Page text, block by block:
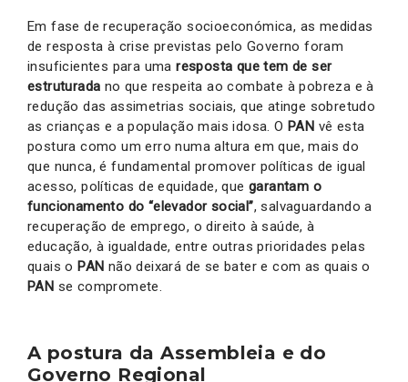
Em fase de recuperação socioeconómica, as medidas
de resposta à crise previstas pelo Governo foram
insuficientes para umaresposta que tem de ser
estruturada no que respeita ao combate à pobreza e à
redução das assimetrias sociais, que atinge sobretudo
as crianças e a população mais idosa. O PAN vê esta
postura como um erro numa altura em que, mais do
que nunca, é fundamental promover políticas de igual
acesso, políticas de equidade, que garantam o
funcionamento do “elevador social”, salvaguardando a
recuperação de emprego, o direito à saúde, à
educação, à igualdade, entre outras prioridades pelas
quais o PAN não deixará de se bater e com as quais o
PAN se compromete.
A postura da Assembleia e do
Governo Regional